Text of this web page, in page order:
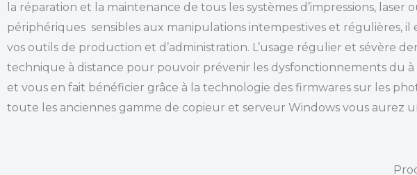
la réparation et la maintenance de tous les systèmes d’impressions,
périphériques sensibles aux manipulations intempestives et régulières,
vos outils de production et d’administration. L’usage régulier et sévère
technique à distance pour pouvoir prévenir les dysfonctionnements du à
et vous en fait bénéficier grâce à la technologie des firmwares sur les
toute les anciennes gamme de copieur et serveur Windows vous aurez